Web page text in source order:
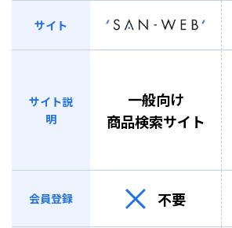
サイト
サイト説
明
一般向け
商品検索サイト
会員登録 不要